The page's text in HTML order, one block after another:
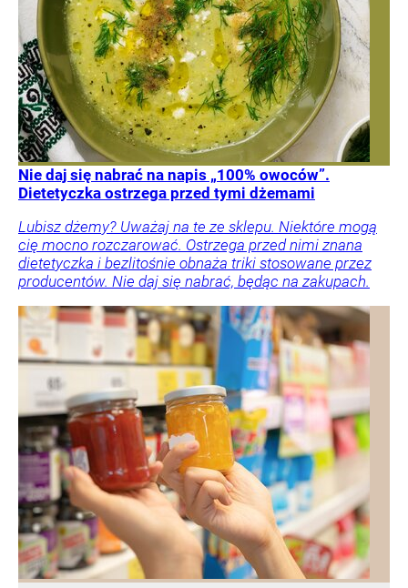
Nie daj się nabrać na napis „100% owoców”.
Dietetyczka ostrzega przed tymi dżemami
Lubisz dżemy? Uważaj na te ze sklepu. Niektóre mogą
cię mocno rozczarować. Ostrzega przed nimi znana
dietetyczka i bezlitośnie obnaża triki stosowane przez
producentów. Nie daj się nabrać, będąc na zakupach.